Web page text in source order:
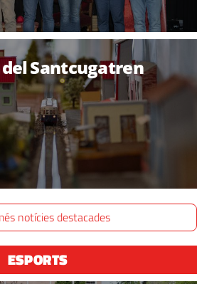
Santcugatren
notícies destacades
ESPORTS